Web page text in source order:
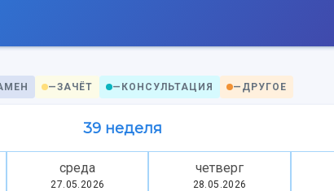
—ЗАЧЁТ — КОНСУЛЬТАЦИЯ — ДРУГОЕ
39 неделя
среда
27.05.2026
четверг
28.05.2026